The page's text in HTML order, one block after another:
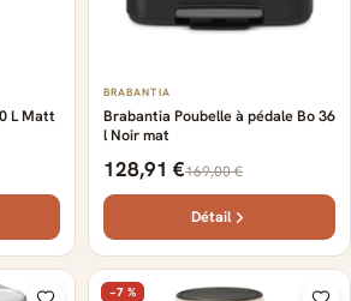
L Matt
BRABANTIA
Brabantia Poubelle à pédale Bo 36
l Noir mat
128,91 €169,00 €
Détail
−7 %